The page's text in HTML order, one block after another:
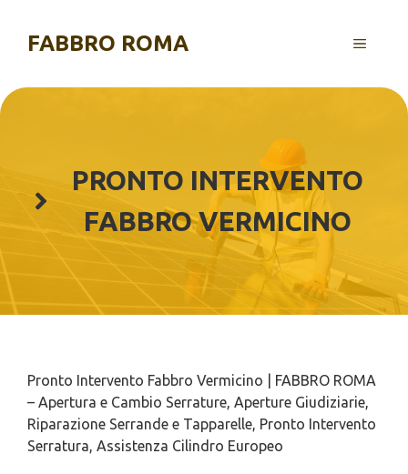
contenuto
FABBRO ROMA MENU
PRONTO INTERVENTO
FABBRO VERMICINO
Pronto Intervento Fabbro Vermicino | FABBRO ROMA
– Apertura e Cambio Serrature, Aperture Giudiziarie,
Riparazione Serrande e Tapparelle, Pronto Intervento
Serratura, Assistenza Cilindro Europeo